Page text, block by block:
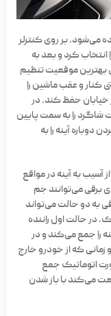
می‌شود. بر روی کنترلر
انتخاب کرد و بعد به
بهترین موقعیت تنظیم
کنار و عقب ماشین را
خیابان حفظ کند. در
شاگرد را به سمت پایین
دوباره آینه را به
به آینه در مواقع
برقی می‌توانند جم
به دو حالت می‌تواند
در حالت اول راننده
را جمع می‌کند و در
که از خودرو خارج
اتوماتیک جمع
می‌کند با باز شدن